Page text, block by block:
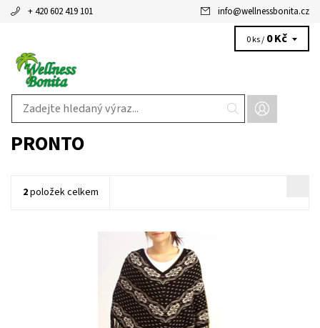
+ 420 602 419 101 info@wellnessbonita.cz
0 ks / 0 Kč
PRONTO
2položek celkem
Skladem 4 ks
Pronto